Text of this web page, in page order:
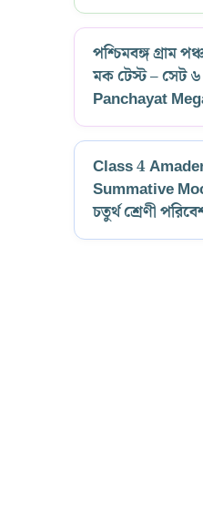
পশ্চিমবঙ্গ গ্রাম
মক টেস্ট – সেট
Panchayat
Class 4
Summative
চতুর্থ শ্রেণী